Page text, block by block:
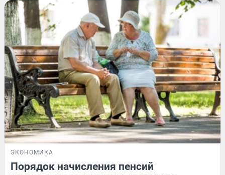
ЭКОНОМИКА
Порядок начисления пенсий